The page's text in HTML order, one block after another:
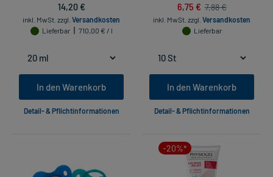
14,20 €
inkl. MwSt. zzgl. Versandkosten
Lieferbar
710,00 € / l
In den Warenkorb
Detail- & Pflichtinformationen
6,75 € 7,88 €
inkl. MwSt. zzgl. Versandkosten
Lieferbar
In den Warenkorb
Detail- & Pflichtinformationen
-20%*